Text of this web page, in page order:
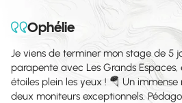
Ophélie
Je viens de terminer mon stage de 5
parapente avec Les Grands
étoiles plein les yeux ! 🪂 Un
deux moniteurs exceptionnels.